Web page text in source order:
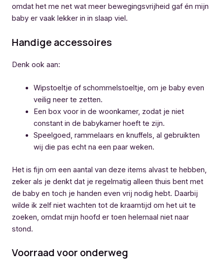
omdat het me net wat meer bewegingsvrijheid gaf én mijn
baby er vaak lekker in in slaap viel.
Handige accessoires
Denk ook aan:
Wipstoeltje of schommelstoeltje, om je baby even
veilig neer te zetten.
Een box voor in de woonkamer, zodat je niet
constant in de babykamer hoeft te zijn.
Speelgoed, rammelaars en knuffels, al gebruikten
wij die pas echt na een paar weken.
Het is fijn om een aantal van deze items alvast te hebben,
zeker als je denkt dat je regelmatig alleen thuis bent met
de baby en toch je handen even vrij nodig hebt. Daarbij
wilde ik zelf niet wachten tot de kraamtijd om het uit te
zoeken, omdat mijn hoofd er toen helemaal niet naar
stond.
Voorraad voor onderweg